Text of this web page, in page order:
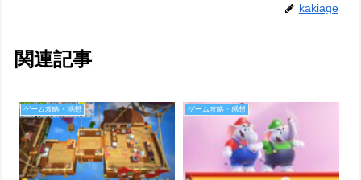
kakiage
関連記事
ゲーム攻略・感想 ゲーム攻略・感想